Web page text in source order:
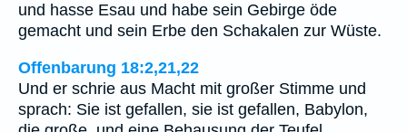
und hasse Esau und habe sein Gebirge öde
gemacht und sein Erbe den Schakalen zur Wüste.
Offenbarung 18:2,21,22
Und er schrie aus Macht mit großer Stimme und
sprach: Sie ist gefallen, sie ist gefallen, Babylon,